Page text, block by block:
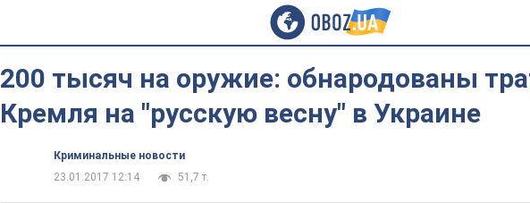
200 тысяч на оружие: обнародованы
Кремля на "русскую весну" в Украине
Криминальные новости
23.01.2017 12:14
51,7 т.